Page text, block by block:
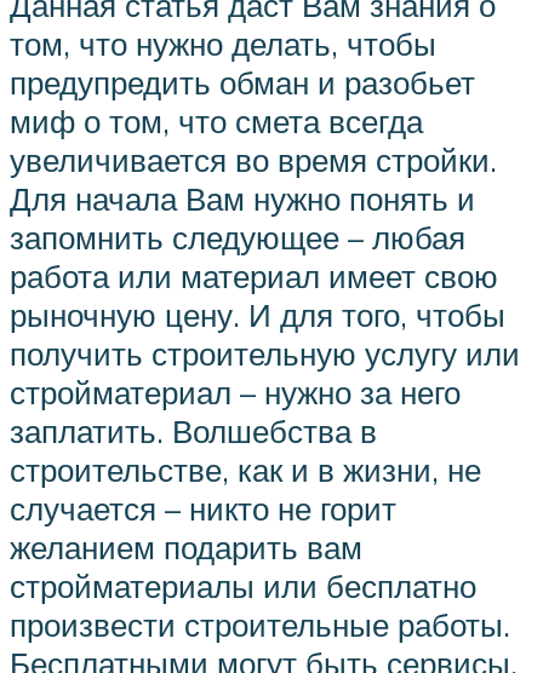
том, что нужно делать, чтобы
предупредить обман и разобьет
миф о том, что смета всегда
увеличивается во время стройки.
Для начала Вам нужно понять и
запомнить следующее – любая
работа или материал имеет свою
рыночную цену. И для того, чтобы
получить строительную услугу или
стройматериал – нужно за него
заплатить. Волшебства в
строительстве, как и в жизни, не
случается – никто не горит
желанием подарить вам
стройматериалы или бесплатно
произвести строительные работы.
Бесплатными могут быть сервисы,